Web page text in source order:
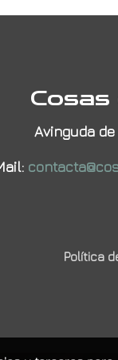
Cosas
Avinguda
Política